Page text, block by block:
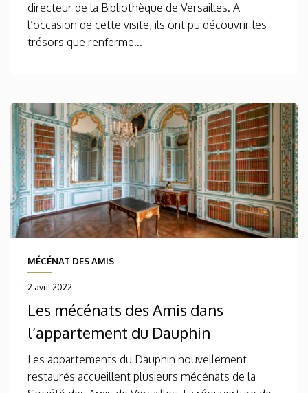
directeur de la Bibliothèque de Versailles. A
l’occasion de cette visite, ils ont pu découvrir les
trésors que renferme...
MÉCÉNAT DES AMIS
2 avril 2022
Les mécénats des Amis dans
l’appartement du Dauphin
Les appartements du Dauphin nouvellement
restaurés accueillent plusieurs mécénats de la